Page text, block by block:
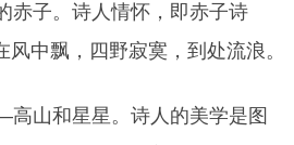
子。诗人情怀，即赤子诗
风中飘，四野寂寞，到处流浪。
山和星星。诗人的美学是图